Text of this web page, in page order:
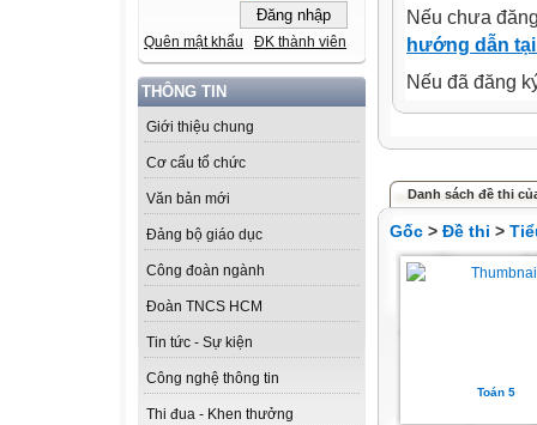
Quên mật khẩu ĐK thành viên
THÔNG TIN
Giới thiệu chung
Cơ cấu tổ chức
Văn bản mới
Đảng bộ giáo dục
Công đoàn ngành
Đoàn TNCS HCM
Tin tức - Sự kiện
Công nghệ thông tin
Thi đua - Khen thưởng
Nếu chưa
hướng dẫn
Nếu đã đăng
Danh sách đề thi
Gốc > Đề thi >
Toán 5